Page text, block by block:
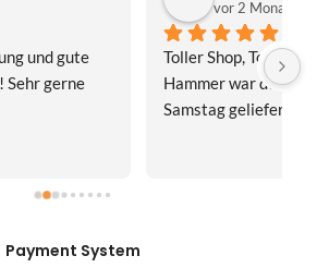
Qualität. Aber der absolute
Turboversand!!! Freitag bestellt,
Mega, nur zu empfehlen👍
Payment System